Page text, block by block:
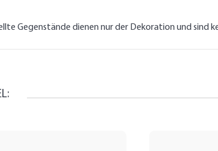
Gegenstände dienen nur der Dekoration und sind